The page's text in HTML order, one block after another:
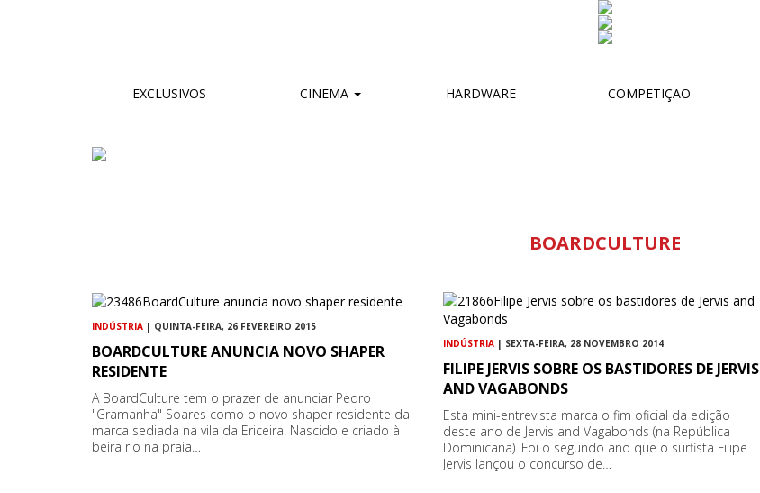
EXCLUSIVOS CINEMA HARDWARE COMPETIÇÃO
BOARDCULTURE
INDÚSTRIA | QUINTA-FEIRA, 26 FEVEREIRO 2015
BOARDCULTURE ANUNCIA NOVO SHAPER
RESIDENTE
A BoardCulture tem o prazer de anunciar Pedro
"Gramanha" Soares como o novo shaper residente da
marca sediada na vila da Ericeira. Nascido e criado à
beira rio na praia…
INDÚSTRIA | SEXTA-FEIRA, 28 NOVEMBRO 2014
FILIPE JERVIS SOBRE OS BASTIDORES DE JERVIS
AND VAGABONDS
Esta mini-entrevista marca o fim oficial da edição
deste ano de Jervis and Vagabonds (na República
Dominicana). Foi o segundo ano que o surfista Filipe
Jervis lançou o concurso de…